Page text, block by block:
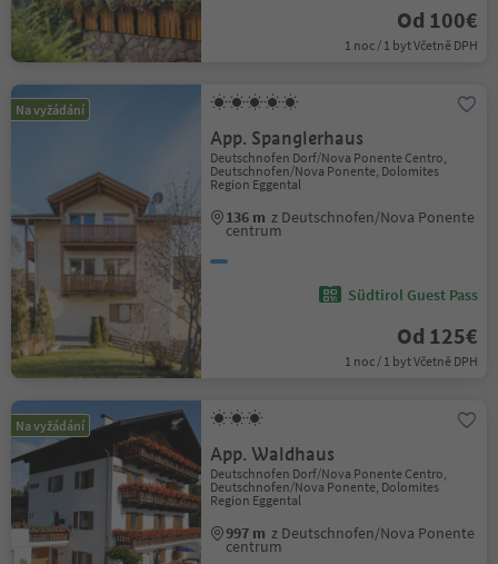
Od 100€
1 noc / 1 byt Včetně DPH
Na vyžádání
App. Spanglerhaus
Deutschnofen Dorf/Nova Ponente Centro,
Deutschnofen/Nova Ponente, Dolomites
Region Eggental
136 m z Deutschnofen/Nova Ponente
centrum
Südtirol Guest Pass
Od 125€
1 noc / 1 byt Včetně DPH
Na vyžádání
App. Waldhaus
Deutschnofen Dorf/Nova Ponente Centro,
Deutschnofen/Nova Ponente, Dolomites
Region Eggental
997 m z Deutschnofen/Nova Ponente
centrum